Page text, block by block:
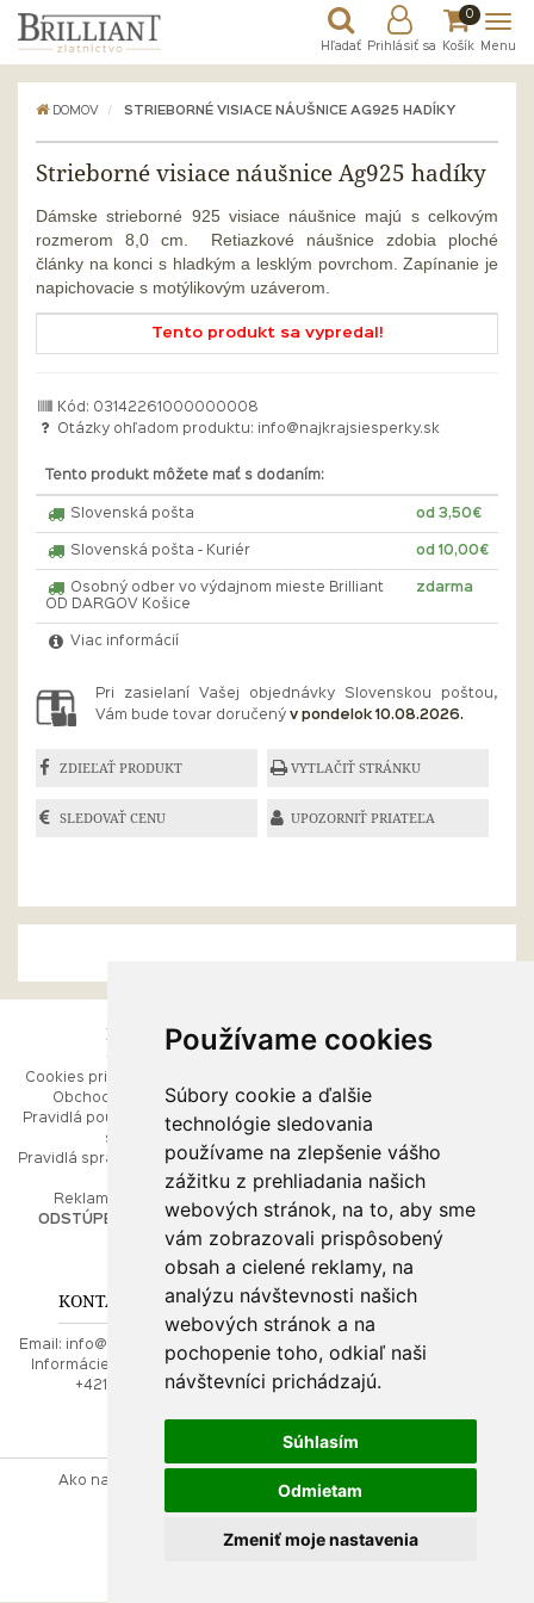
Používame cookies
Súbory cookie a ďalšie
technológie sledovania
používame na zlepšenie vášho
zážitku z prehliadania našich
webových stránok, na to, aby sme
vám zobrazovali prispôsobený
obsah a cielené reklamy, na
analýzu návštevnosti našich
webových stránok a na
pochopenie toho, odkiaľ naši
návštevníci prichádzajú.
Súhlasím
Odmietam
Zmeniť moje nastavenia
Hľadať Prihlásiť sa
0
Košík Menu
DOMOV STRIEBORNÉ VISIACE NÁUŠNICE AG925 HADÍKY
Strieborné visiace náušnice Ag925 hadíky
Dámske strieborné 925 visiace náušnice majú s celkovým
rozmerom 8,0 cm. Retiazkové náušnice zdobia ploché
články na konci s hladkým a lesklým povrchom.Zapínanie je
napichovacie s motýlikovým uzáverom.
Tento produkt sa vypredal!
Kód: 03142261000000008
Otázky ohľadom produktu:
info@najkrajsiesperky.sk
Tento produkt môžete mať s dodaním:
Slovenská pošta od 3,50€
Slovenská pošta - Kuriér od 10,00€
Osobný odber vo výdajnom mieste Brilliant
OD DARGOV Košice
zdarma
Viac informácií
Pri zasielaní Vašej objednávky Slovenskou poštou,
Vám bude tovar doručený v pondelok 10.08.2026.
ZDIEĽAŤ PRODUKT VYTLAČIŤ STRÁNKU
SLEDOVAŤ CENU UPOZORNIŤ PRIATEĽA
ESHOP
Cookies pri prezeraní stránok
Obchodné podmienky
Pravidlá používania webových
stránok
Pravidlá spracúvania osobných
Reklamačný poriadok
ODSTÚPENIE OD ZMLUVY
RÝCHLE MENU
Ako balíme Vaše šperky
Kontaktujte nás
PORADŇA
Ako nakupovať
O drahých kovoch
Doprava a poštovné
KONTAKT NA NÁS
Email:
info@najkrajsiesperky.sk
Informácie:
+421917 881556,
+421556224323
Ako nakupovať Kontaktujte nás
Obchodné podmienky